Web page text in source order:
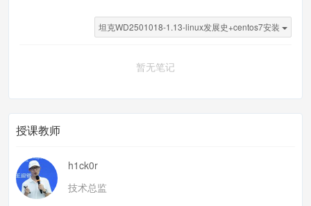
坦克WD2501018-1.13-linux发展史+centos7安装
暂无笔记
授课教师
h1ck0r
技术总监